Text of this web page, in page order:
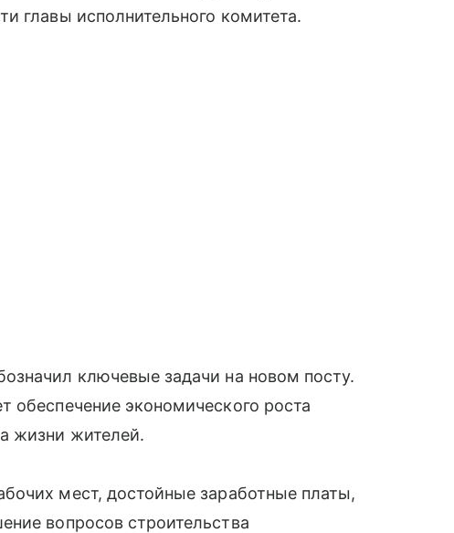
главы исполнительного комитета.
ключевые задачи на новом посту.
обеспечение экономического роста
жизни жителей.
мест, достойные заработные платы,
вопросов строительства